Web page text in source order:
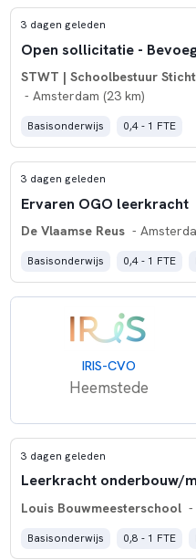
3 dagen geleden
Open sollicitatie -
STWT | Schoolbestuur
- Amsterdam (23 km)
Basisonderwijs 0,4 - 1 FTE
3 dagen geleden
Ervaren OGO leerkracht
De Vlaamse Reus -
Basisonderwijs 0,4 - 1 FTE
IRIS-CVO
Heemstede
3 dagen geleden
Leerkracht onderbouw/
Louis Bouwmeesterschool -
Basisonderwijs 0,8 - 1 FTE